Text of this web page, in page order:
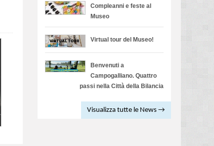
Compleanni e feste al
Museo
Virtual tour del Museo!
Benvenuti a
Campogalliano. Quattro
passi nella Città della Bilancia
Visualizza tutte le News →